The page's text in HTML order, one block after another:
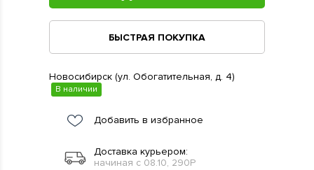
БЫСТРАЯ ПОКУПКА
Новосибирск (ул. Обогатительная, д. 4)
В наличии
Добавить в избранное
Доставка курьером:
начиная с 08.10, 290Р